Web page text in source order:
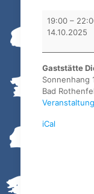
BMF
Dissen
19:00 –
14.10.2025
Gaststätte
Sonnenhang
Bad
iCal